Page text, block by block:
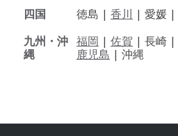
四国
徳島 | 香川 | 愛媛 |
九州・沖
縄
福岡 | 佐賀 | 長崎 |
鹿児島 | 沖縄